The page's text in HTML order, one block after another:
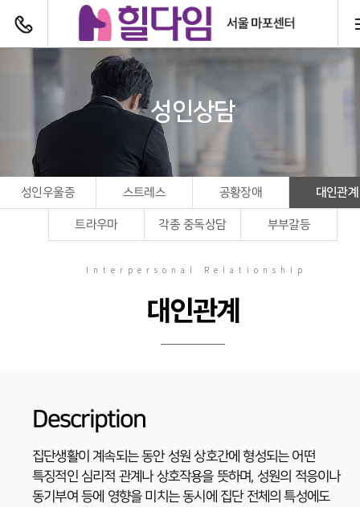
성인상담
성인우울증 스트레스 공황장애 대인관계
트라우마 각종 중독상담 부부갈등
Interpersonal Relationship
대인관계
Description
집단생활이 계속되는 동안 성원 상호간에 형성되는 어떤
특징적인 심리적 관계나 상호작용을 뜻하며, 성원의 적응이나
동기부여 등에 영향을 미치는 동시에 집단 전체의 특성에도